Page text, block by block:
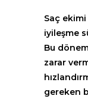
Saç
iyileşme
Bu
zarar
gereken